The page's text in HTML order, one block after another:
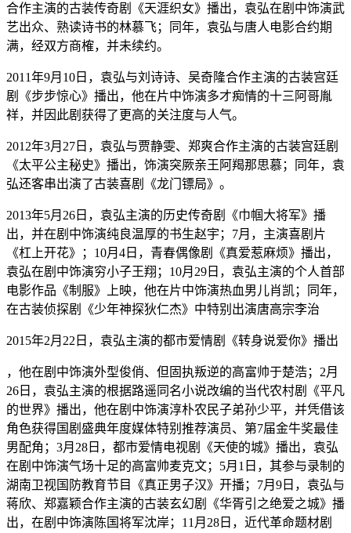
合作主演的古装传奇剧《天涯织女》播出，袁弘在剧中饰演武
艺出众、熟读诗书的林慕飞；同年，袁弘与唐人电影合约期
满，经双方商榷，并未续约。
2011年9月10日，袁弘与刘诗诗、吴奇隆合作主演的古装宫廷
剧《步步惊心》播出，他在片中饰演多才痴情的十三阿哥胤
祥，并因此剧获得了更高的关注度与人气。
2012年3月27日，袁弘与贾静雯、郑爽合作主演的古装宫廷剧
《太平公主秘史》播出，饰演突厥亲王阿羯那思慕；同年，袁
弘还客串出演了古装喜剧《龙门镖局》。
2013年5月26日，袁弘主演的历史传奇剧《巾帼大将军》播
出，并在剧中饰演纯良温厚的书生赵宇；7月，主演喜剧片
《杠上开花》；10月4日，青春偶像剧《真爱惹麻烦》播出，
袁弘在剧中饰演穷小子王翔；10月29日，袁弘主演的个人首部
电影作品《制服》上映，他在片中饰演热血男儿肖凯；同年，
在古装侦探剧《少年神探狄仁杰》中特别出演唐高宗李治
2015年2月22日，袁弘主演的都市爱情剧《转身说爱你》播出
，他在剧中饰演外型俊俏、但固执叛逆的高富帅于楚浩；2月
26日，袁弘主演的根据路遥同名小说改编的当代农村剧《平凡
的世界》播出，他在剧中饰演淳朴农民子弟孙少平，并凭借该
角色获得国剧盛典年度媒体特别推荐演员、第7届金牛奖最佳
男配角；3月28日，都市爱情电视剧《天使的城》播出，袁弘
在剧中饰演气场十足的高富帅麦克文；5月1日，其参与录制的
湖南卫视国防教育节目《真正男子汉》开播；7月9日，袁弘与
蒋欣、郑嘉颖合作主演的古装玄幻剧《华胥引之绝爱之城》播
出，在剧中饰演陈国将军沈岸；11月28日，近代革命题材剧